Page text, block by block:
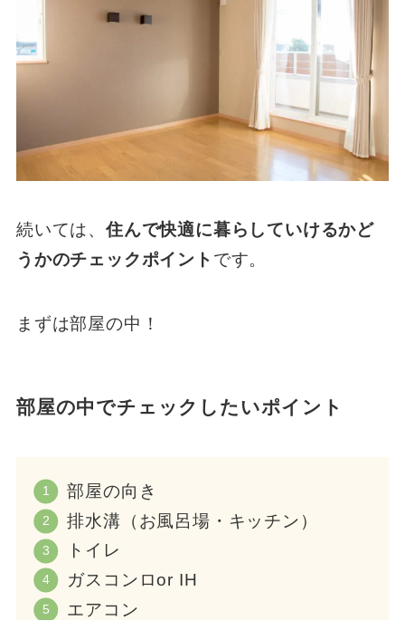
続いては、 住んで快適に暮らしていけるかど
うかのチェックポイント です。
まずは部屋の中！
部屋の中でチェックしたいポイント
部屋の向き
排水溝（お風呂場・キッチン）
トイレ
ガスコンロor IH
エアコン